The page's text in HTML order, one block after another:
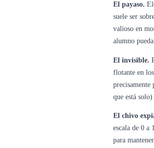
El payaso.
suele ser
valioso en
alumno
El invisible.
flotante en
precisamente
que está
El chivo
escala de 0
para